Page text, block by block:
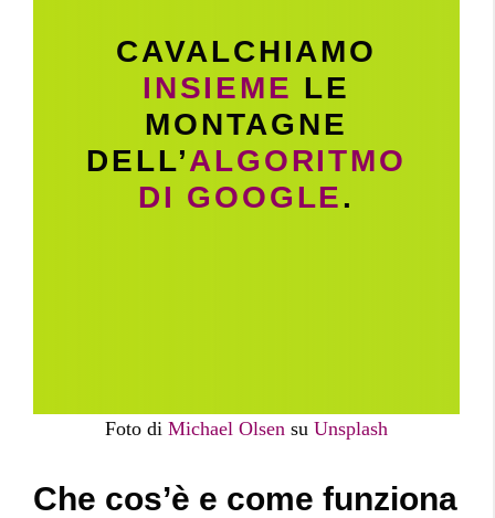
CAVALCHIAMO
INSIEME LE
MONTAGNE
DELL’ALGORITMO
DI GOOGLE.
Foto di Michael Olsen su Unsplash
Che cos’è e come funziona